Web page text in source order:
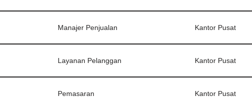
Manajer Penjualan Kantor Pusat
Layanan Pelanggan Kantor Pusat
Pemasaran Kantor Pusat